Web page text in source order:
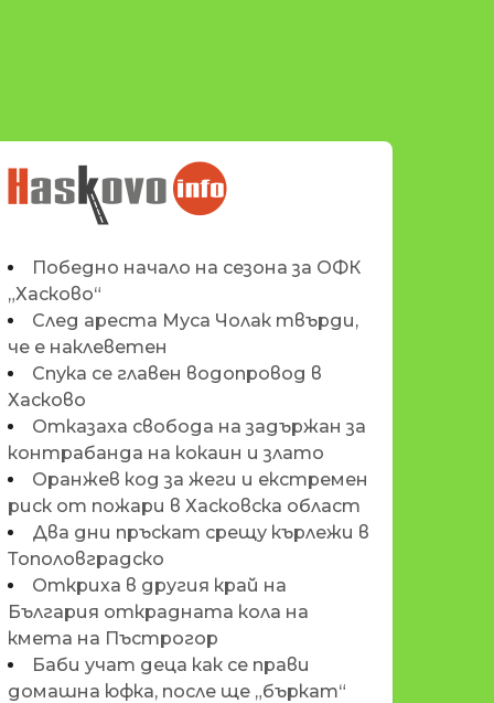
НОВИНИТЕ НА
HASKOVO.INFO
Победно начало на сезона за ОФК
„Хасково“
След ареста Муса Чолак твърди,
че е наклеветен
Спука се главен водопровод в
Хасково
Отказаха свобода на задържан за
контрабанда на кокаин и злато
Оранжев код за жеги и екстремен
риск от пожари в Хасковска област
Два дни пръскат срещу кърлежи в
Тополовградско
Откриха в другия край на
България открадната кола на
кмета на Пъстрогор
Баби учат деца как се прави
домашна юфка, после ще „бъркат“